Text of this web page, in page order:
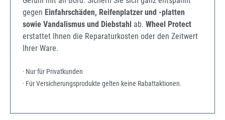
gegen Einfahrschäden, Reifenplatzer und -platten
sowie Vandalismus und Diebstahl ab. Wheel Protect
erstattet Ihnen die Reparaturkosten oder den Zeitwert
Ihrer Ware.
· Nur für Privatkunden
· Für Versicherungsprodukte gelten keine Rabattaktionen.